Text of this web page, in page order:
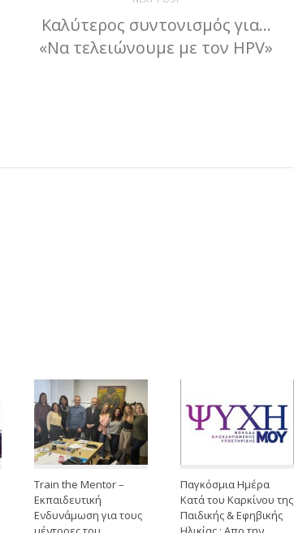
Καλύτερος συντονισμός για…
«Να τελειώνουμε με τον HPV»
Train the Mentor –
Εκπαιδευτική
Ενδυνάμωση για τους
Παγκόσμια Ημέρα
Κατά του Καρκίνου της
Παιδικής & Εφηβικής